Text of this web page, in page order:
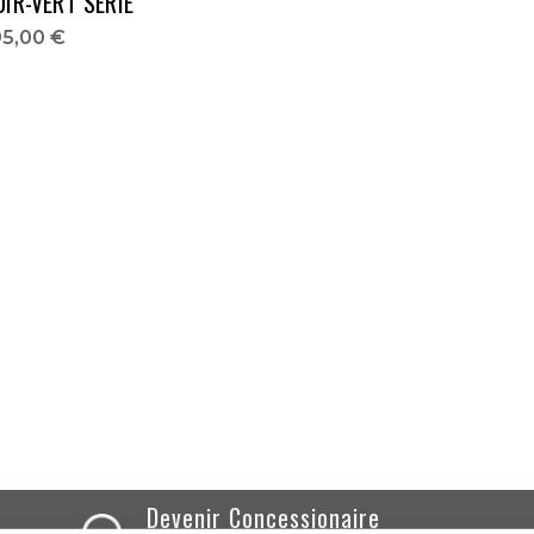
€
Devenir Concessionaire